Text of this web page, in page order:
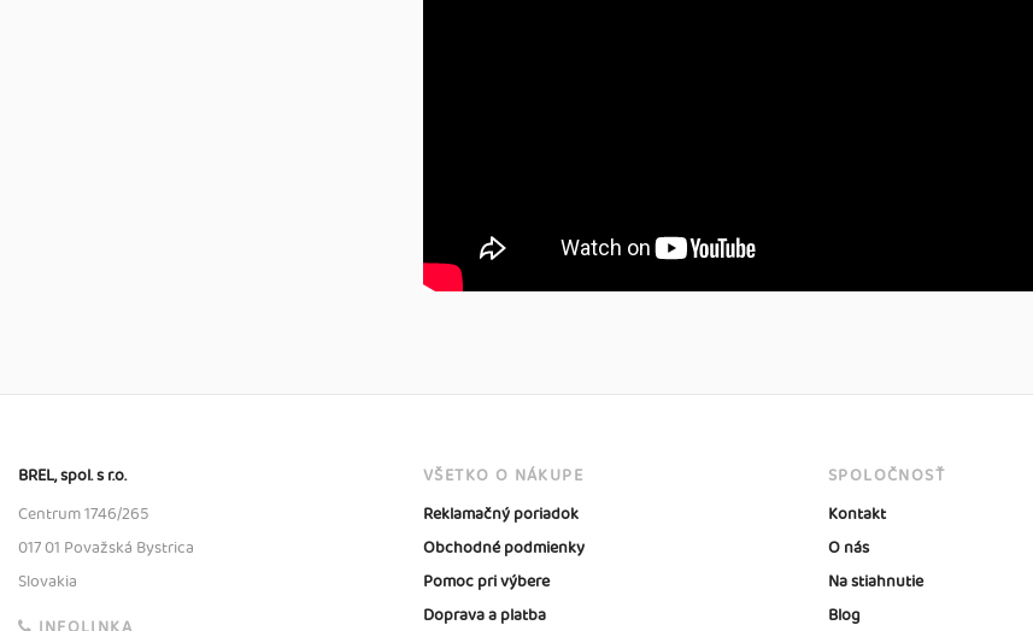
BREL, spol. s r.o.
Centrum 1746/265
017 01 Považská Bystrica
Slovakia
VŠETKO O NÁKUPE
Reklamačný poriadok
Obchodné podmienky
Pomoc pri výbere
Doprava a platba
SPOLOČNOSŤ
Kontakt
O nás
Na stiahnutie
Blog